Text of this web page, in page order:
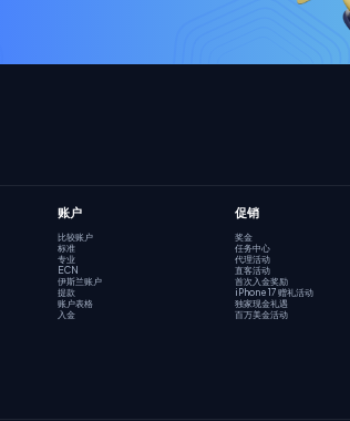
账户
比较账户
标准
专业
ECN
伊斯兰账户
提款
账户表格
入金
促销
奖金
任务中心
代理活动
直客活动
首次入金奖励
iPhone 17 赠礼活动
独家现金礼遇
百万美金活动